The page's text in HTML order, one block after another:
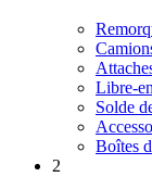
Libre-
Solde
Boîtes
2